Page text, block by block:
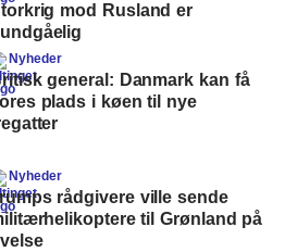
mod Rusland er
Nyheder
general: Danmark kan få
plads i køen til nye
Nyheder
rådgivere ville sende
til Grønland på